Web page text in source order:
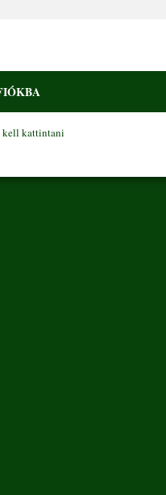
kell kattintani